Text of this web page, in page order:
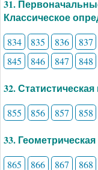
31.
Классическое
834 835 836 837
845
846 847 848
32.
855 856 857 858
33.
865 866 867 868